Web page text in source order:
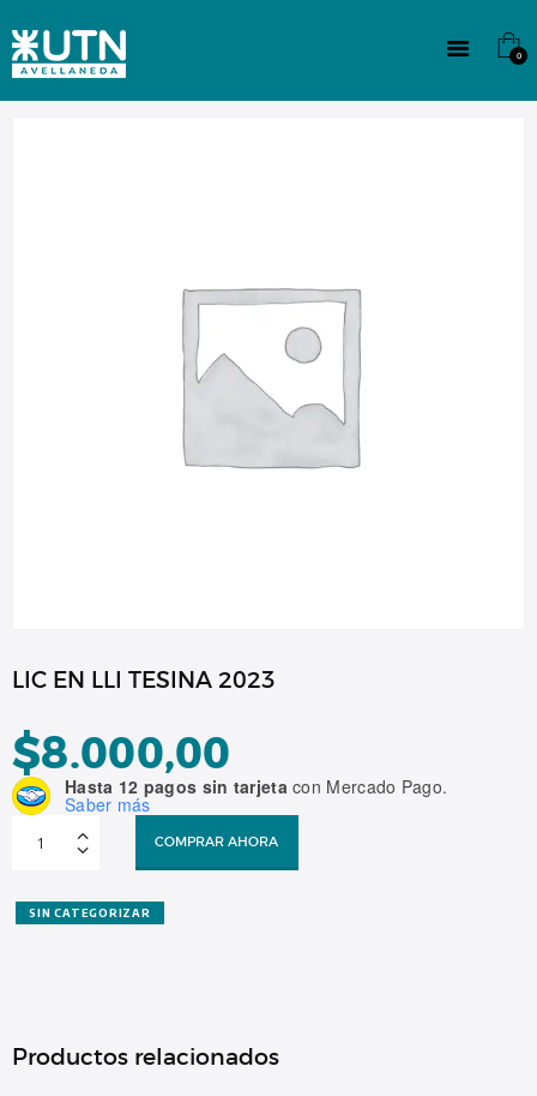
0
CULTURA
LIC EN LLI TESINA 2023
$8.000,00
Hasta 12 pagos sin tarjetacon Mercado Pago.
Saber más
cantidad
COMPRAR AHORA
SIN CATEGORIZAR
Productos relacionados